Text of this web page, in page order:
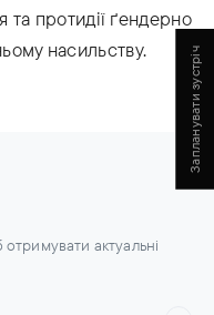
та протидії ґендерно
насильству.
актуальні
Запланувати зустріч